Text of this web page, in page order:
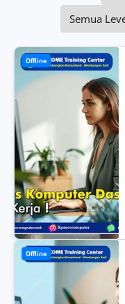
Offline
Offline